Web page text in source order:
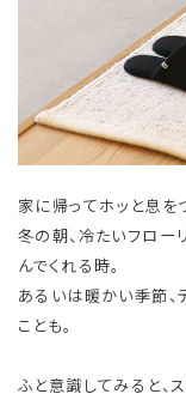
家に帰ってホッと息を
冬の朝、冷たいフロー
んでくれる時。
あるいは暖かい季節
ことも。
ふと意識してみると、